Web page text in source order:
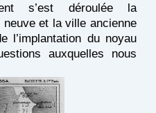
s’est déroulée la
et la ville ancienne
l’implantation du noyau
auxquelles nous